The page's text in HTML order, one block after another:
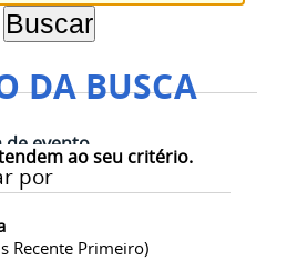
DA BUSCA
ao seu critério.
por
Recente Primeiro)
de evento
do
modificação